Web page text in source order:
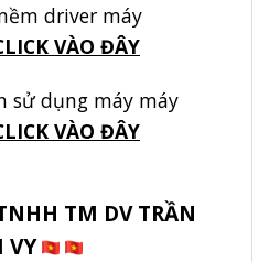
driver máy
VÀO ĐÂY
sử dụng máy máy
VÀO ĐÂY
TM DV TRẦN
VY